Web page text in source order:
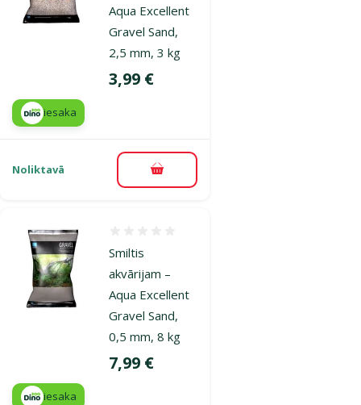
Aqua Excellent
Gravel Sand,
2,5 mm, 3 kg
Cena
3,99 €
iesaka
Noliktavā Pievienot grozam
Smiltis
akvārijam –
Aqua Excellent
Gravel Sand,
0,5 mm, 8 kg
Cena
7,99 €
iesaka